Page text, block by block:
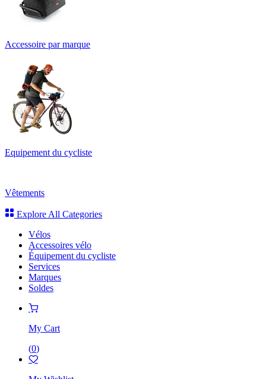
Accessoire par marque
Equipement du cycliste
Vêtements
Explore All Categories
Vélos
Accessoires vélo
Équipement du cycliste
Services
Marques
Soldes
My Cart
(0)